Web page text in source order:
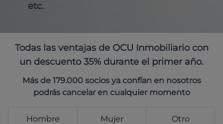
etc.
Todas las ventajas de OCU Inmobiliario con
un descuento 35% durante el primer año.
Más de 179.000 socios ya confían en nosotros
podrás cancelar en cualquier momento
Hombre Mujer Otro